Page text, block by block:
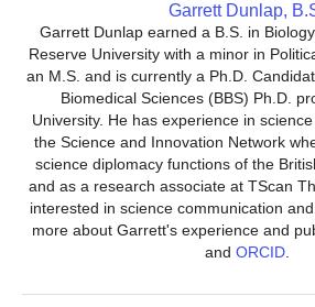
Garrett Dunlap,
Garrett Dunlap earned a B.S. in
Reserve University with a minor in
an M.S. and is currently a Ph.D.
Biomedical Sciences (BBS) Ph.D.
University. He has experience in
the Science and Innovation Network
science diplomacy functions of the
and as a research associate at TScan
interested in science communication
more about Garrett's experience and
and ORCID.